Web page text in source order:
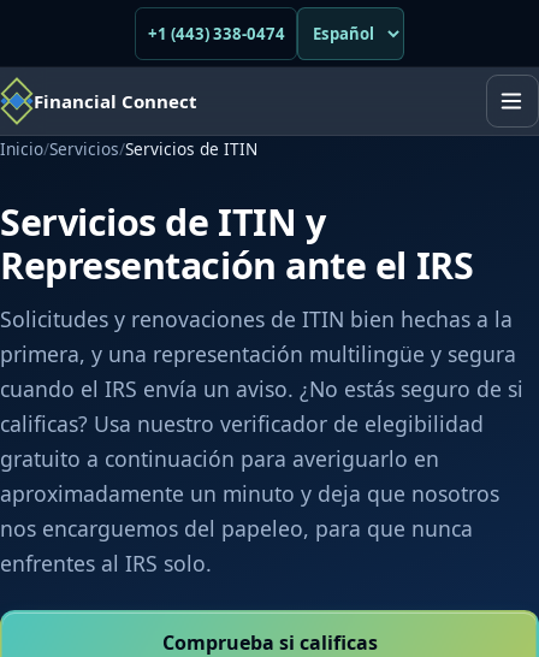
+1 (443) 338-0474
Financial Connect
Inicio/Servicios/Servicios de ITIN
Servicios de ITIN y
Representación ante el IRS
Solicitudes y renovaciones de ITIN bien hechas a la
primera, y una representación multilingüe y segura
cuando el IRS envía un aviso. ¿No estás seguro de si
calificas? Usa nuestro verificador de elegibilidad
gratuito a continuación para averiguarlo en
aproximadamente un minuto y deja que nosotros
nos encarguemos del papeleo, para que nunca
enfrentes al IRS solo.
Comprueba si calificas